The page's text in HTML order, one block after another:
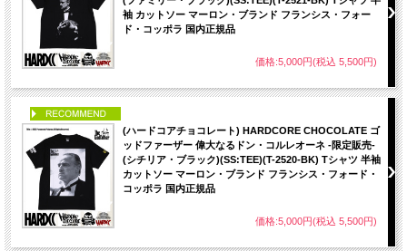
袖 カットソー マーロン・ブランド フランシス・フォー
ド・コッポラ 国内正規品
価格:5,000円(税込 5,500円)
(ハードコアチョコレート) HARDCORE CHOCOLATE ゴ
ッドファーザー 偉大なるドン・コルレオーネ -限定販売-
(シチリア・ブラック)(SS:TEE)(T-2520-BK) Tシャツ 半袖
カットソー マーロン・ブランド フランシス・フォード・
コッポラ 国内正規品
価格:5,000円(税込 5,500円)